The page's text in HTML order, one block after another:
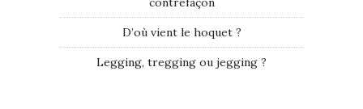
D’où vient le hoquet ?
Legging, tregging ou jegging ?